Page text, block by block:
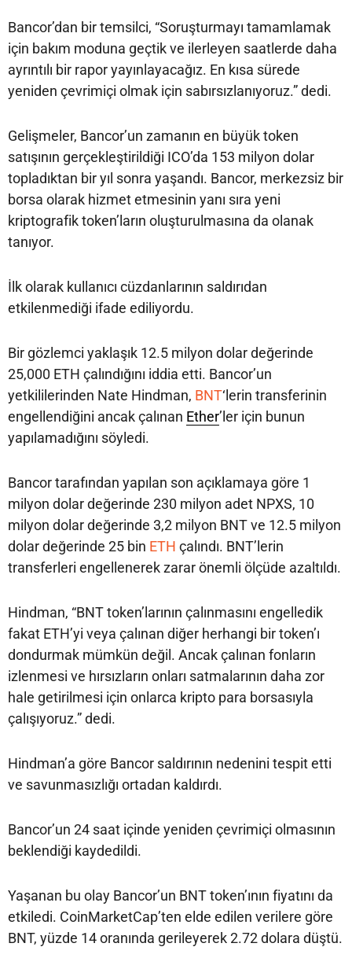
Bancor’dan bir temsilci, “Soruşturmayı tamamlamak
için bakım moduna geçtik ve ilerleyen saatlerde daha
ayrıntılı bir rapor yayınlayacağız. En kısa sürede
yeniden çevrimiçi olmak için sabırsızlanıyoruz.” dedi.
Gelişmeler, Bancor’un zamanın en büyük token
satışının gerçekleştirildiği ICO’da 153 milyon dolar
topladıktan bir yıl sonra yaşandı. Bancor, merkezsiz bir
borsa olarak hizmet etmesinin yanı sıra yeni
kriptografik token’ların oluşturulmasına da olanak
tanıyor.
İlk olarak kullanıcı cüzdanlarının saldırıdan
etkilenmediği ifade ediliyordu.
Bir gözlemci yaklaşık 12.5 milyon dolar değerinde
25,000 ETH çalındığını iddia etti. Bancor’un
yetkililerinden Nate Hindman, BNT‘lerin transferinin
engellendiğini ancak çalınan Ether’ler için bunun
yapılamadığını söyledi.
Bancor tarafından yapılan son açıklamaya göre 1
milyon dolar değerinde 230 milyon adet NPXS, 10
milyon dolar değerinde 3,2 milyon BNT ve 12.5 milyon
dolar değerinde 25 bin ETH çalındı. BNT’lerin
transferleri engellenerek zarar önemli ölçüde azaltıldı.
Hindman, “BNT token’larının çalınmasını engelledik
fakat ETH’yi veya çalınan diğer herhangi bir token’ı
dondurmak mümkün değil. Ancak çalınan fonların
izlenmesi ve hırsızların onları satmalarının daha zor
hale getirilmesi için onlarca kripto para borsasıyla
çalışıyoruz.” dedi.
Hindman’a göre Bancor saldırının nedenini tespit etti
ve savunmasızlığı ortadan kaldırdı.
Bancor’un 24 saat içinde yeniden çevrimiçi olmasının
beklendiği kaydedildi.
Yaşanan bu olay Bancor’un BNT token’ının fiyatını da
etkiledi. CoinMarketCap’ten elde edilen verilere göre
BNT, yüzde 14 oranında gerileyerek 2.72 dolara düştü.